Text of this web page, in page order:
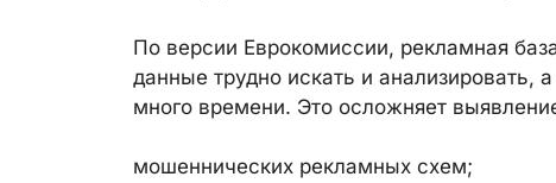
По версии Еврокомиссии, рекламная
данные трудно искать и анализировать,
много времени. Это осложняет
мошеннических рекламных схем;